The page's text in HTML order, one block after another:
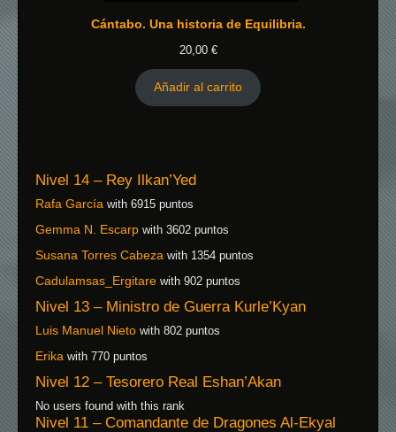
Cántabo. Una historia de Equilibria.
20,00 €
Añadir al carrito
Nivel 14 – Rey Ilkan’Yed
Rafa García with 6915 puntos
Gemma N. Escarp with 3602 puntos
Susana Torres Cabeza with 1354 puntos
Cadulamsas_Ergitare with 902 puntos
Nivel 13 – Ministro de Guerra Kurle’Kyan
Luis Manuel Nieto with 802 puntos
Erika with 770 puntos
Nivel 12 – Tesorero Real Eshan’Akan
No users found with this rank
Nivel 11 – Comandante de Dragones Al-Ekyal